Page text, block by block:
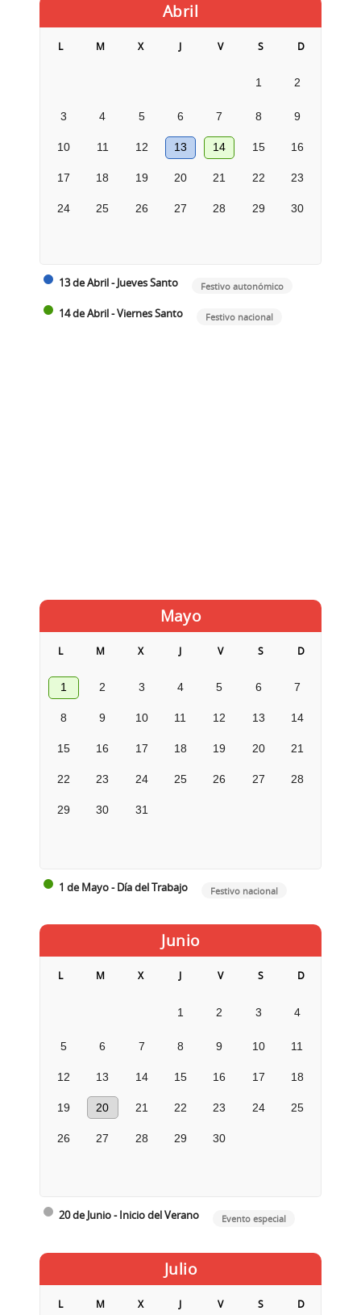
Abril
L M X J V S D
1 2
3 4 5 6 7 8 9
10 11 12 13 14 15 16
17 18 19 20 21 22 23
24 25 26 27 28 29 30
13 de Abril - Jueves Santo Festivo autonómico
14 de Abril - Viernes Santo Festivo nacional
Mayo
L M X J V S D
1 2 3 4 5 6 7
8 9 10 11 12 13 14
15 16 17 18 19 20 21
22 23 24 25 26 27 28
29 30 31
1 de Mayo - Día del Trabajo Festivo nacional
Junio
L M X J V S D
1 2 3 4
5 6 7 8 9 10 11
12 13 14 15 16 17 18
19 20 21 22 23 24 25
26 27 28 29 30
20 de Junio - Inicio del Verano Evento especial
Julio
L M X J V S D